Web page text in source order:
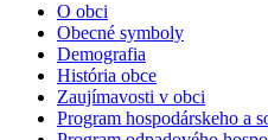
O obci
Obecné symboly
Demografia
História obce
Zaujímavosti v obci
Program hospodárskeho a